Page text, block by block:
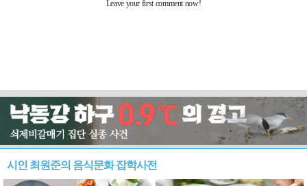
시인 최원준의 음식문화 잡학사전